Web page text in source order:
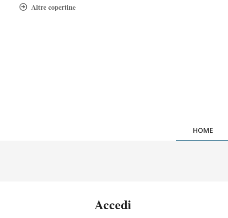
Altre copertine
HOME
Accedi